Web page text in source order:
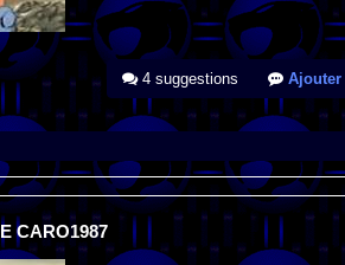
4 suggestions
CARO1987